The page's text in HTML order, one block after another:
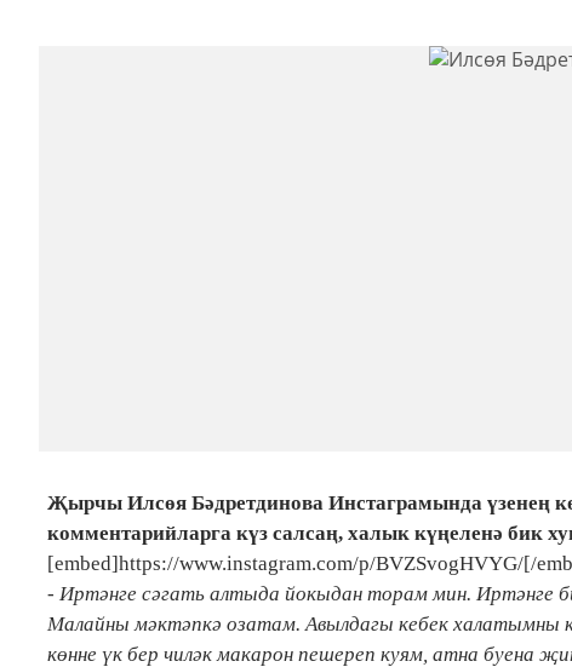
Җырчы Илсөя Бәдретдинова Инстаграмында үзенең
комментарийларга күз салсаң, халык күңеленә бик
[embed]https://www.instagram.com/p/BVZSvogHVYG/[/
- Иртәнге сәгать алтыда йокыдан торам мин.
Малайны мәктәпкә озатам. Авылдагы кебек
көнне үк бер чиләк макарон пешереп куям, атна буена